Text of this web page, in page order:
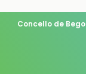
Concello de